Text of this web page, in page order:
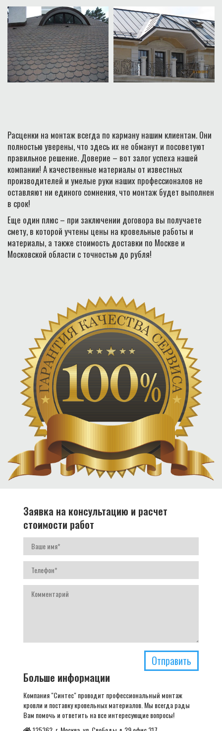
Расценки на монтаж всегда по карману нашим клиентам. Они
полностью уверены, что здесь их не обманут и посоветуют
правильное решение. Доверие – вот залог успеха нашей
компании! А качественные материалы от известных
производителей и умелые руки наших профессионалов не
оставляют ни единого сомнения, что монтаж будет выполнен
в срок!
Еще один плюс – при заключении договора вы получаете
смету, в которой учтены цены на кровельные работы и
материалы, а также стоимость доставки по Москве и
Московской области с точностью до рубля!
Заявка на консультацию и расчет
стоимости работ
Отправить
Больше информации
Компания "Синтес" проводит профессиональный монтаж
кровли и поставку кровельных материалов. Мы всегда рады
Вам помочь и ответить на все интересующие вопросы!